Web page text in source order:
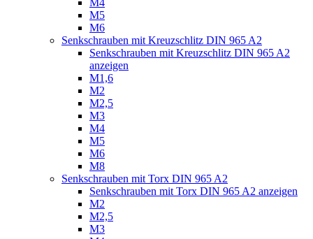
M5
M6
Senkschrauben mit Kreuzschlitz DIN 965 A2
Senkschrauben mit Kreuzschlitz DIN 965 A2
anzeigen
M1,6
M2
M2,5
M3
M4
M5
M6
M8
Senkschrauben mit Torx DIN 965 A2
Senkschrauben mit Torx DIN 965 A2 anzeigen
M2
M2,5
M3